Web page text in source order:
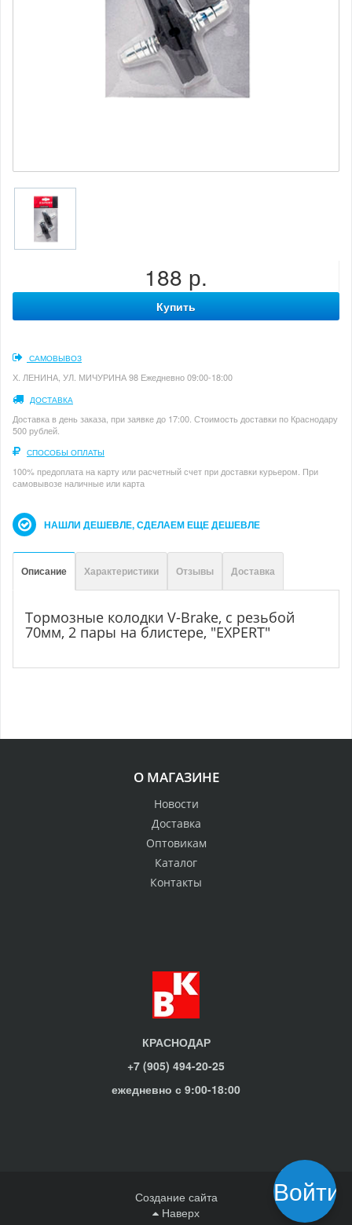
188 р.
Купить
САМОВЫВОЗ
Х. ЛЕНИНА, УЛ. МИЧУРИНА 98 Ежедневно 09:00-18:00
ДОСТАВКА
Доставка в день заказа, при заявке до 17:00. Стоимость доставки по Краснодару
500 рублей.
СПОСОБЫ ОПЛАТЫ
100% предоплата на карту или расчетный счет при доставки курьером. При
самовывозе наличные или карта
НАШЛИ ДЕШЕВЛЕ, СДЕЛАЕМ ЕЩЕ ДЕШЕВЛЕ
Описание Характеристики Отзывы Доставка
Тормозные колодки V-Brake, с резьбой
70мм, 2 пары на блистере, "EXPERT"
О МАГАЗИНЕ
Новости
Доставка
Оптовикам
Каталог
Контакты
КРАСНОДАР
+7 (905) 494-20-25
ежедневно с 9:00-18:00
Создание сайта
Наверх
Войти